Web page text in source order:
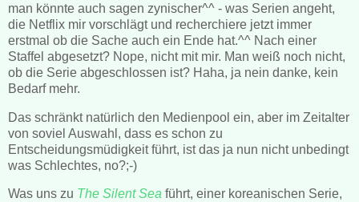
man könnte auch sagen zynischer^^ - was Serien angeht,
die Netflix mir vorschlägt und recherchiere jetzt immer
erstmal ob die Sache auch ein Ende hat.^^ Nach einer
Staffel abgesetzt? Nope, nicht mit mir. Man weiß noch nicht,
ob die Serie abgeschlossen ist? Haha, ja nein danke, kein
Bedarf mehr.
Das schränkt natürlich den Medienpool ein, aber im Zeitalter
von soviel Auswahl, dass es schon zu
Entscheidungsmüdigkeit führt, ist das ja nun nicht unbedingt
was Schlechtes, no?;-)
Was uns zu The Silent Sea führt, einer koreanischen Serie,